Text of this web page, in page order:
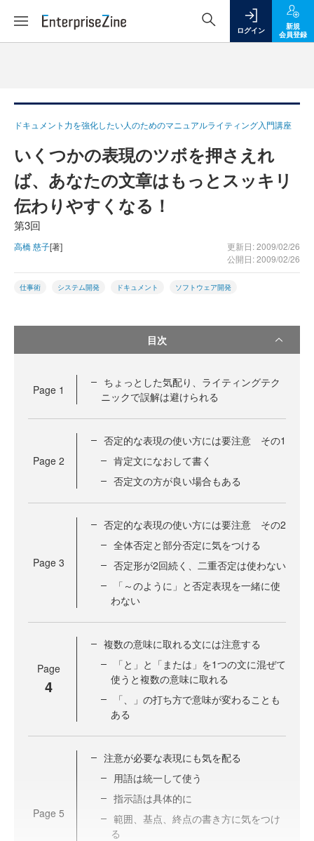
ログイン
新規
会員登録
ドキュメント力を強化したい人のためのマニュアルライティング入門講座
いくつかの表現のツボを押さえれ
ば、あなたの文章はもっとスッキリ
伝わりやすくなる！
第3回
高橋 慈子[著]
更新日: 2009/02/26
公開日: 2009/02/26
仕事術 システム開発 ドキュメント ソフトウェア開発
目次
Page 1
ちょっとした気配り、ライティングテク
ニックで誤解は避けられる
Page 2
否定的な表現の使い方には要注意 その1
肯定文になおして書く
否定文の方が良い場合もある
Page 3
否定的な表現の使い方には要注意 その2
全体否定と部分否定に気をつける
否定形が2回続く、二重否定は使わない
「～のように」と否定表現を一緒に使
わない
Page
4
複数の意味に取れる文には注意する
「と」と「または」を1つの文に混ぜて
使うと複数の意味に取れる
「、」の打ち方で意味が変わることも
ある
Page 5
注意が必要な表現にも気を配る
用語は統一して使う
指示語は具体的に
範囲、基点、終点の書き方に気をつけ
る